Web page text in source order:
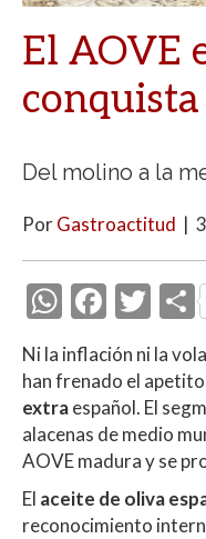
El AOVE
Del molino a la
PorGastroactitud |
W
h
at
s
A
p
p
F
ac
e
b
o
o
k
T
w
itt
er
C
Ni la inflación ni la
han frenado el
extraespañol. El
alacenas de medio
AOVE madura y se
El aceite de oliva
reconocimiento